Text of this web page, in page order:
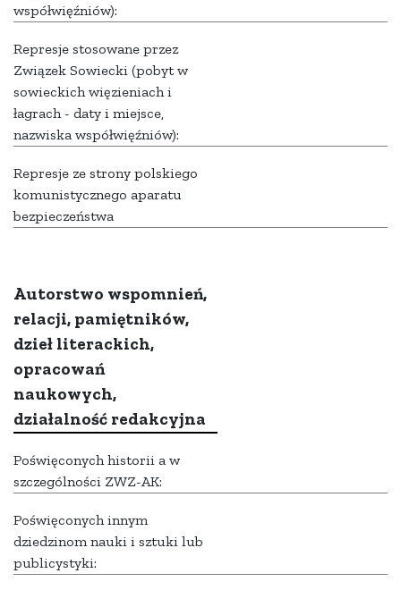
współwięźniów):
Represje stosowane przez
Związek Sowiecki (pobyt w
sowieckich więzieniach i
łagrach - daty i miejsce,
nazwiska współwięźniów):
Represje ze strony polskiego
komunistycznego aparatu
bezpieczeństwa
Autorstwo wspomnień,
relacji, pamiętników,
dzieł literackich,
opracowań
naukowych,
działalność redakcyjna
Poświęconych historii a w
szczególności ZWZ-AK:
Poświęconych innym
dziedzinom nauki i sztuki lub
publicystyki: